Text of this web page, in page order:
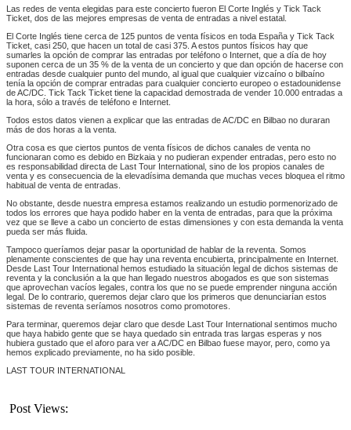
Las redes de venta elegidas para este concierto fueron El Corte Inglés y Tick Tack
Ticket, dos de las mejores empresas de venta de entradas a nivel estatal.
El Corte Inglés tiene cerca de 125 puntos de venta físicos en toda España y Tick Tack
Ticket, casi 250, que hacen un total de casi 375. A estos puntos físicos hay que
sumarles la opción de comprar las entradas por teléfono o Internet, que a día de hoy
suponen cerca de un 35 % de la venta de un concierto y que dan opción de hacerse con
entradas desde cualquier punto del mundo, al igual que cualquier vizcaíno o bilbaíno
tenía la opción de comprar entradas para cualquier concierto europeo o estadounidense
de AC/DC. Tick Tack Ticket tiene la capacidad demostrada de vender 10.000 entradas a
la hora, sólo a través de teléfono e Internet.
Todos estos datos vienen a explicar que las entradas de AC/DC en Bilbao no duraran
más de dos horas a la venta.
Otra cosa es que ciertos puntos de venta físicos de dichos canales de venta no
funcionaran como es debido en Bizkaia y no pudieran expender entradas, pero esto no
es responsabilidad directa de Last Tour International, sino de los propios canales de
venta y es consecuencia de la elevadísima demanda que muchas veces bloquea el ritmo
habitual de venta de entradas.
No obstante, desde nuestra empresa estamos realizando un estudio pormenorizado de
todos los errores que haya podido haber en la venta de entradas, para que la próxima
vez que se lleve a cabo un concierto de estas dimensiones y con esta demanda la venta
pueda ser más fluida.
Tampoco queríamos dejar pasar la oportunidad de hablar de la reventa. Somos
plenamente conscientes de que hay una reventa encubierta, principalmente en Internet.
Desde Last Tour International hemos estudiado la situación legal de dichos sistemas de
reventa y la conclusión a la que han llegado nuestros abogados es que son sistemas
que aprovechan vacíos legales, contra los que no se puede emprender ninguna acción
legal. De lo contrario, queremos dejar claro que los primeros que denunciarían estos
sistemas de reventa seríamos nosotros como promotores.
Para terminar, queremos dejar claro que desde Last Tour International sentimos mucho
que haya habido gente que se haya quedado sin entrada tras largas esperas y nos
hubiera gustado que el aforo para ver a AC/DC en Bilbao fuese mayor, pero, como ya
hemos explicado previamente, no ha sido posible.
LAST TOUR INTERNATIONAL
Post Views: